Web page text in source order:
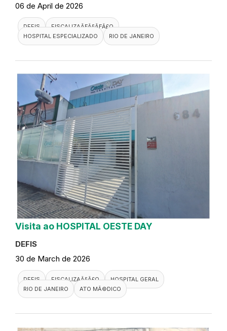
06 de April de 2026
DEFIS
FISCALIZAÃƑÂ§ÃƑÂ£O
HOSPITAL ESPECIALIZADO
RIO DE JANEIRO
Visita ao HOSPITAL OESTE DAY
DEFIS
30 de March de 2026
DEFIS FISCALIZAÃ§Ã£O
HOSPITAL GERAL
RIO DE JANEIRO
ATO MÃ©DICO